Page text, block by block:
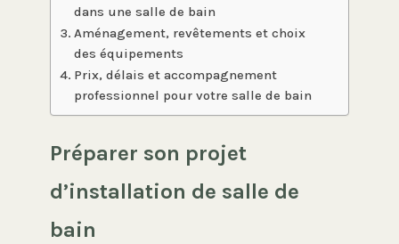
dans une salle de bain
Aménagement, revêtements et choix
des équipements
Prix, délais et accompagnement
professionnel pour votre salle de bain
Préparer son projet
d’installation de salle de
bain